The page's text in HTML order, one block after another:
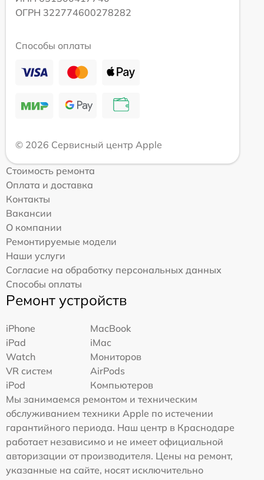
ОГРН 322774600278282
Способы оплаты
© 2026 Сервисный центр Apple
Стоимость ремонта
Оплата и доставка
Контакты
Вакансии
О компании
Ремонтируемые модели
Наши услуги
Согласие на обработку персональных данных
Способы оплаты
Ремонт устройств
iPhone
MacBook
iPad
iMac
Watch
Мониторов
VR систем
AirPods
iPod
Компьютеров
Мы занимаемся ремонтом и техническим
обслуживанием техники Apple по истечении
гарантийного периода. Наш центр в Краснодаре
работает независимо и не имеет официальной
авторизации от производителя. Цены на ремонт,
указанные на сайте, носят исключительно